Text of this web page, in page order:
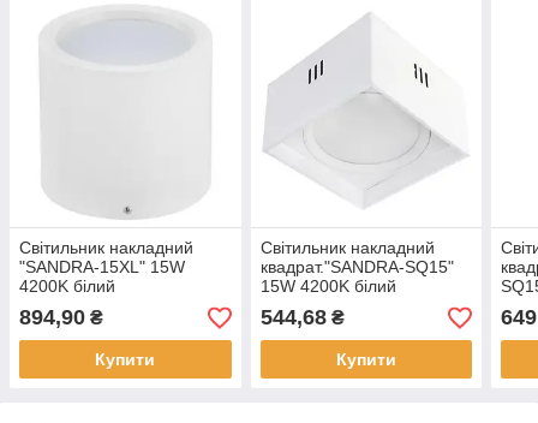
Світильник накладний
"SANDRA-15XL" 15W
4200K білий
894,90 ₴
Купити
Світильник накладний
квадрат."SANDRA-SQ15"
15W 4200K білий
544,68₴
Купити